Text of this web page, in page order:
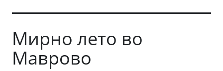
Мирно лето во
Маврово